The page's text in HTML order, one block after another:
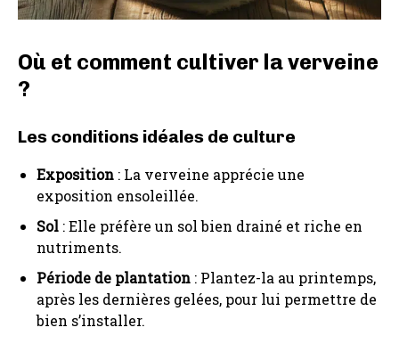
Où et comment cultiver la verveine
?
Les conditions idéales de culture
Exposition : La verveine apprécie une
exposition ensoleillée.
Sol : Elle préfère un sol bien drainé et riche en
nutriments.
Période de plantation : Plantez-la au printemps,
après les dernières gelées, pour lui permettre de
bien s’installer.